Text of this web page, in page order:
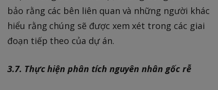
bảo rằng các bên liên quan và những người khác
hiểu rằng chúng sẽ được xem xét trong các giai
đoạn tiếp theo của dự án.
3.7. Thực hiện phân tích nguyên nhân gốc rễ